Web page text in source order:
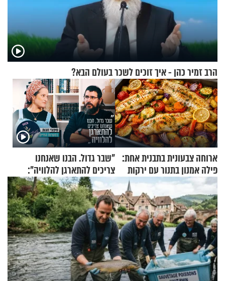
הרב זמיר כהן - איך זוכים לשכר בעולם הבא?
ארוחה צבעונית בתבנית אחת:
פילה אמנון בתנור עם ירקות
"שבר גדול. הבנו שאנחנו
צריכים להתארגן להלוויה":
זוגיות במבחן, הפעם עם מרים
וגד דנינו